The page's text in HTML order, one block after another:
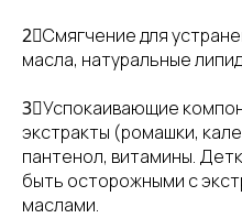
2⃣Смягчение для
масла, натуральные
3⃣Успокаивающие
экстракты (ромашки,
пантенол, витамины.
быть осторожными с
маслами.